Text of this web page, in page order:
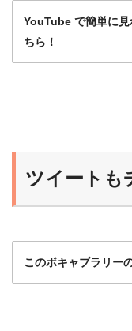
YouTube で簡単に見
ちら！
ツイートも
このボキャブラリー